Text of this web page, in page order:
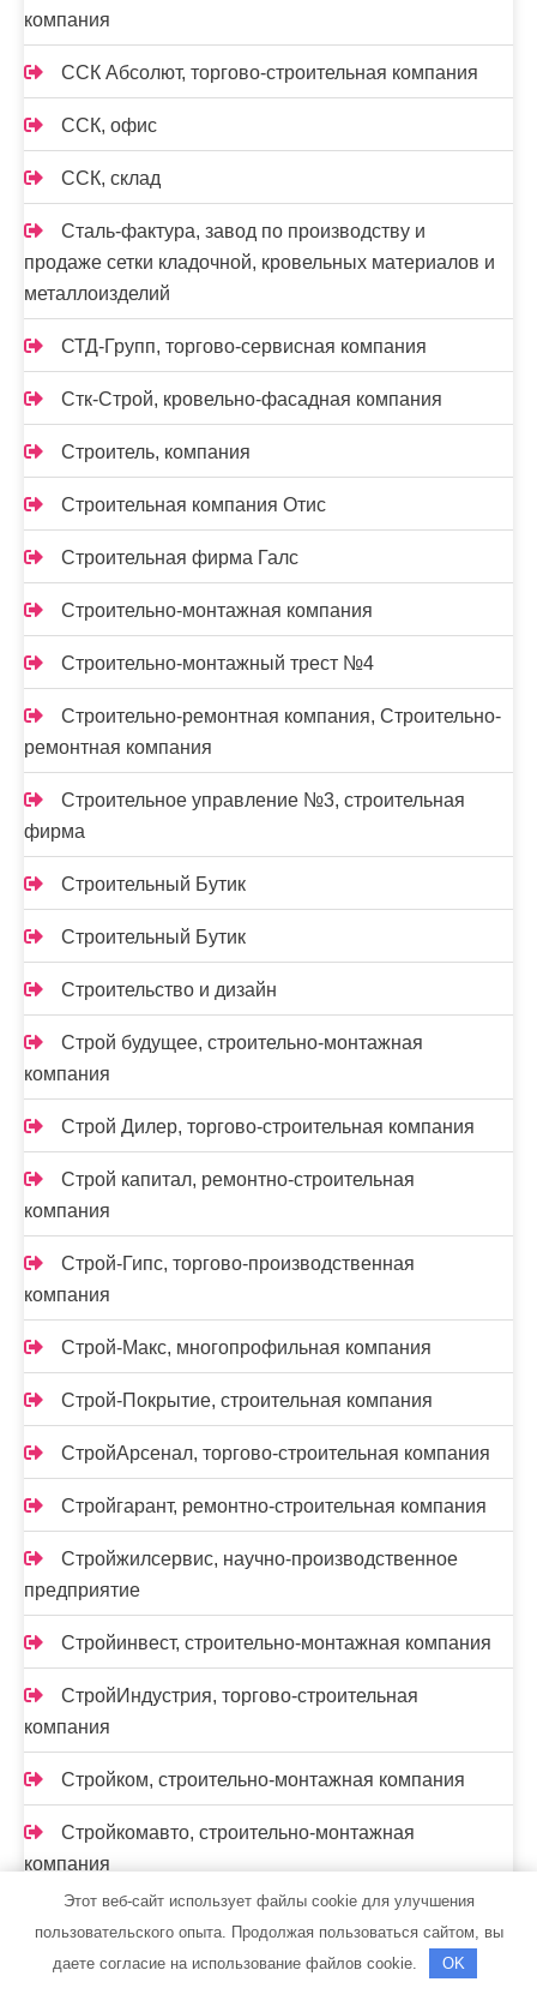
компания
ССК Абсолют, торгово-строительная компания
ССК, офис
ССК, склад
Сталь-фактура, завод по производству и
продаже сетки кладочной, кровельных материалов и
металлоизделий
СТД-Групп, торгово-сервисная компания
Стк-Строй, кровельно-фасадная компания
Строитель, компания
Строительная компания Отис
Строительная фирма Галс
Строительно-монтажная компания
Строительно-монтажный трест №4
Строительно-ремонтная компания, Строительно-
ремонтная компания
Строительное управление №3, строительная
фирма
Строительный Бутик
Строительный Бутик
Строительство и дизайн
Строй будущее, строительно-монтажная
компания
Строй Дилер, торгово-строительная компания
Строй капитал, ремонтно-строительная
компания
Строй-Гипс, торгово-производственная
компания
Строй-Макс, многопрофильная компания
Строй-Покрытие, строительная компания
СтройАрсенал, торгово-строительная компания
Стройгарант, ремонтно-строительная компания
Стройжилсервис, научно-производственное
предприятие
Стройинвест, строительно-монтажная компания
СтройИндустрия, торгово-строительная
компания
Стройком, строительно-монтажная компания
Стройкомавто, строительно-монтажная
компания
СтройКомплект, торгово-монтажная фирма
Этот веб-сайт использует файлы cookie для улучшения
пользовательского опыта. Продолжая пользоваться сайтом, вы
даете согласие на использование файлов cookie.
OK